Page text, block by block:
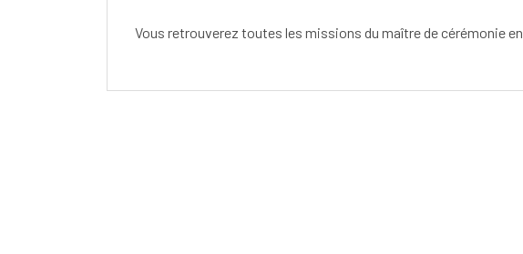
Vous retrouverez toutes les missions du maître de cérémonie